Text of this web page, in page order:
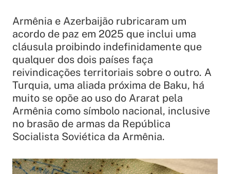
Armênia e Azerbaijão rubricaram um
acordo de paz em 2025 que inclui uma
cláusula proibindo indefinidamente que
qualquer dos dois países faça
reivindicações territoriais sobre o outro. A
Turquia, uma aliada próxima de Baku, há
muito se opõe ao uso do Ararat pela
Armênia como símbolo nacional, inclusive
no brasão de armas da República
Socialista Soviética da Armênia.